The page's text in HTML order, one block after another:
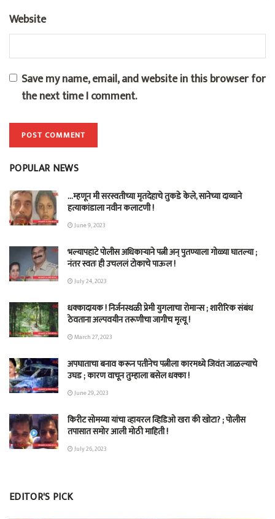
Website
Save my name, email, and website in this browser for
the next time I comment.
POPULAR NEWS
…म्हणून मी सरस्वतीच्या मृतदेहाचे तुकडे केले, सानेच्या दाव्याने
हत्याकांडाला नवीन कलाटणी !
June 9, 2023
भल्यापहाटे पोलीस अधिकाऱ्याने पत्नी अन् पुतण्याला गोळ्या घातल्या ;
नंतर स्वतः ही उचललं टोकाचे पाऊल !
July 24, 2023
धक्कादायक ! निर्जनस्थळी प्रेमी युगलाचा रोमान्स ; शारीरिक संबंध
ठेवताना अल्पवयीन तरूणीचा जागीच मृत्यू !
March 27, 2023
अपघाताचा बनाव करून पतीनेच‎ पत्नीला कारमध्ये जिवंत जाळल्याचे
उघड ; कारण वाचून तुम्हाला बसेल धक्का !
June 29, 2023
किरीट सोमय्या यांचा व्हायरल व्हिडिओ खरा की खोटा? ; पोलीस
तपासात समोर आली मोठी माहिती !
July 26, 2023
EDITOR'S PICK